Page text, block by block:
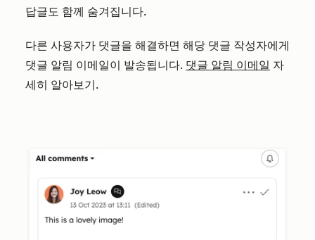
답글도 함께 숨겨집니다.
다른 사용자가 댓글을 해결하면 해당 댓글 작성자에게
댓글 알림 이메일이 발송됩니다. 댓글 알림 이메일 자
세히 알아보기.